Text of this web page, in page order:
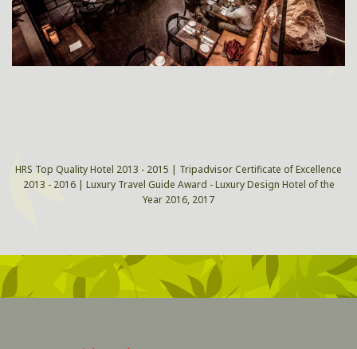
HRS Top Quality Hotel 2013 - 2015 | Tripadvisor Certificate of Excellence
2013 - 2016 | Luxury Travel Guide Award - Luxury Design Hotel of the
Year 2016, 2017